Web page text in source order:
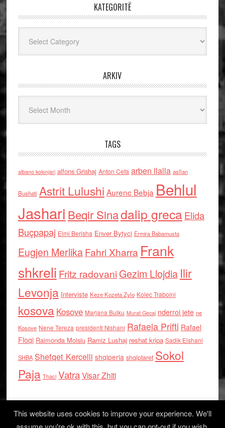
KATEGORITË
ARKIV
TAGS
albano kolonjari alfons Grishaj Anton Cefa arben llalla asllan
Bushati Astrit Lulushi Aurenc Bebja Behlul
Jashari Beqir Sinadalip grecaElida
Buçpapaj Elmi Berisha Enver Bytyci Ermira Babamusta
Eugjen MerlikaFahri Xharra Frank
shkreli Fritz radovaniGezim Llojdia Ilir
Levonja Interviste Keze Kozeta Zylo Kolec Traboini
kosova Kosove Marjana Bulku Murat Gecaj nderroi jete ne
Kosove Nene Tereza presidenti Nishani Rafaela Prifti Rafael
Floqi Raimonda Moisiu Ramiz Lushaj reshat kripa Sadik Elshani
SHBA Shefqet Kercelli shqiperia shqiptaret Sokol
Paja Thaci VatraVisar Zhiti
This website uses cookies to improve your experience. We'll